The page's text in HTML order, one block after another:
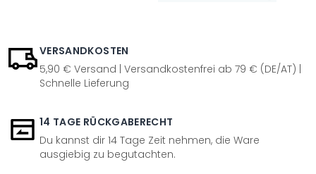
VERSANDKOSTEN
5,90 € Versand | Versandkostenfrei ab 79 € (DE/AT) |
Schnelle Lieferung
14 TAGE RÜCKGABERECHT
Du kannst dir 14 Tage Zeit nehmen, die Ware
ausgiebig zu begutachten.